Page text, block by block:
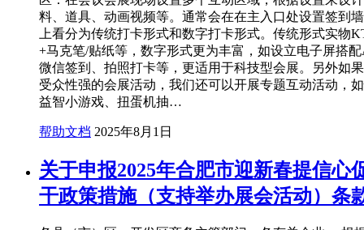
料、道具、动画视频等。通常会在在主入口处设置签到
上看分为传统打卡形式和数字打卡形式。传统形式实物
+马克笔/贴纸等，数字形式更为丰富，如设立电子屏搭
微信签到、拍照打卡等，更适用于科技型会展。另外如
受众性强的会展活动，我们还可以开展专题互动活动，
益智小游戏、扭蛋机抽…
帮助文档 2025年8月1日
关于申报2025年合肥市迎新春提信心
干政策措施（支持举办展会活动）条